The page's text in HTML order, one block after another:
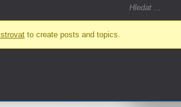
to create posts and topics.